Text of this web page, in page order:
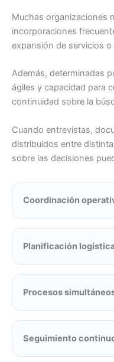
Muchas organizaciones
incorporaciones
expansión de servicios
Además, determinadas
ágiles y capacidad para
continuidad sobre la
Cuando entrevistas,
distribuidos entre
sobre las decisiones
Coordinación
Planificación
Procesos
Seguimiento